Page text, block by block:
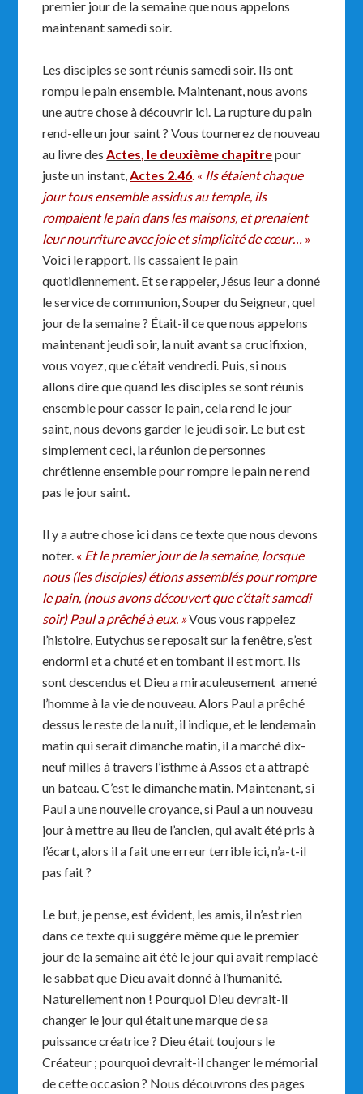
premier jour de la semaine que nous appelons
maintenant samedi soir.
Les disciples se sont réunis samedi soir. Ils ont
rompu le pain ensemble. Maintenant, nous avons
une autre chose à découvrir ici. La rupture du pain
rend-elle un jour saint ? Vous tournerez de nouveau
au livre desActes, le deuxième chapitrepour
juste un instant,Actes 2.46. « Ils étaient chaque
jour tous ensemble assidus au temple, ils
rompaient le pain dans les maisons, et prenaient
leur nourriture avec joie et simplicité de cœur… »
Voici le rapport. Ils cassaient le pain
quotidiennement. Et se rappeler, Jésus leur a donné
le service de communion, Souper du Seigneur, quel
jour de la semaine ? Était-il ce que nous appelons
maintenant jeudi soir, la nuit avant sa crucifixion,
vous voyez, que c’était vendredi. Puis, si nous
allons dire que quand les disciples se sont réunis
ensemble pour casser le pain, cela rend le jour
saint, nous devons garder le jeudi soir. Le but est
simplement ceci, la réunion de personnes
chrétienne ensemble pour rompre le pain ne rend
pas le jour saint.
Il y a autre chose ici dans ce texte que nous devons
noter. « Et le premier jour de la semaine, lorsque
nous (les disciples) étions assemblés pour rompre
le pain, (nous avons découvert que c’était samedi
soir) Paul a prêché à eux. »Vous vous rappelez
l’histoire, Eutychus se reposait sur la fenêtre, s’est
endormi et a chuté et en tombant il est mort. Ils
sont descendus et Dieu a miraculeusement amené
l’homme à la vie de nouveau. Alors Paul a prêché
dessus le reste de la nuit, il indique, et le lendemain
matin qui serait dimanche matin, il a marché dix-
neuf milles à travers l’isthme à Assos et a attrapé
un bateau. C’est le dimanche matin. Maintenant, si
Paul a une nouvelle croyance, si Paul a un nouveau
jour à mettre au lieu de l’ancien, qui avait été pris à
l’écart, alors il a fait une erreur terrible ici, n’a-t-il
pas fait ?
Le but, je pense, est évident, les amis, il n’est rien
dans ce texte qui suggère même que le premier
jour de la semaine ait été le jour qui avait remplacé
le sabbat que Dieu avait donné à l’humanité.
Naturellement non ! Pourquoi Dieu devrait-il
changer le jour qui était une marque de sa
puissance créatrice ? Dieu était toujours le
Créateur ; pourquoi devrait-il changer le mémorial
de cette occasion ? Nous découvrons des pages